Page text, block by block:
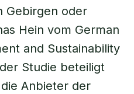
Gebirgen oder
Hein vom German
and Sustainability
Studie beteiligt
Anbieter der